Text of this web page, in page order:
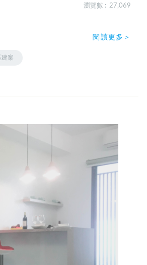
瀏覽數 : 27,069
案
閱讀更多＞